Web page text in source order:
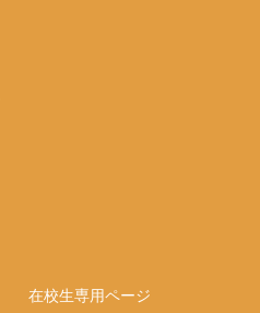
在校生専用ページ